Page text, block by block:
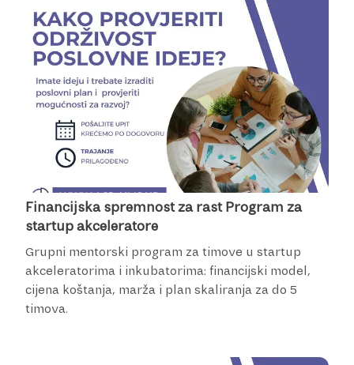
Financijska spremnost za rast Program za
startup akceleratore
Grupni mentorski program za timove u startup
akceleratorima i inkubatorima: financijski model,
cijena koštanja, marža i plan skaliranja za do 5
timova.